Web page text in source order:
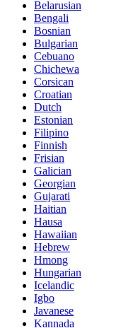
Belarusian
Bengali
Bosnian
Bulgarian
Cebuano
Chichewa
Corsican
Croatian
Dutch
Estonian
Filipino
Finnish
Frisian
Galician
Georgian
Gujarati
Haitian
Hausa
Hawaiian
Hebrew
Hmong
Hungarian
Icelandic
Igbo
Javanese
Kannada